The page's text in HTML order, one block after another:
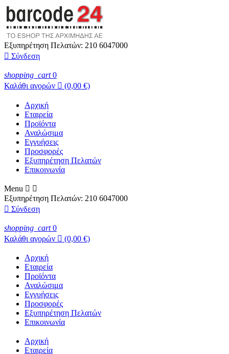
Εξυπηρέτηση Πελατών: 210 6047000
 Σύνδεση
shopping_cart 0
Καλάθι αγορών  (0,00 €)
Αρχική
Εταιρεία
Προϊόντα
Αναλώσιμα
Εγγυήσεις
Προσφορές
Εξυπηρέτηση Πελατών
Επικοινωνία
Menu  
Εξυπηρέτηση Πελατών: 210 6047000
 Σύνδεση
shopping_cart 0
Καλάθι αγορών  (0,00 €)
Αρχική
Εταιρεία
Προϊόντα
Αναλώσιμα
Εγγυήσεις
Προσφορές
Εξυπηρέτηση Πελατών
Επικοινωνία
Αρχική
Εταιρεία